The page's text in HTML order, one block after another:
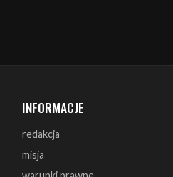
redakcja
warunki prawne
polityka cookies
reklama
współpraca